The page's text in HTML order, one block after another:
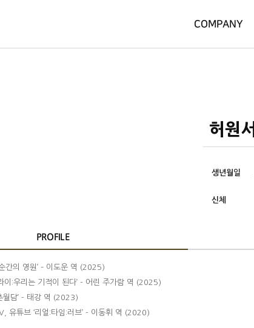
COMPANY
허원서
생년월일
신체
PROFILE
간의 영원’ – 이도운 역 (2025)
이:우리는 기적이 된다’ - 어린 주가람 역 (2025)
월담’ - 태강 역 (2023)
유튜브 ‘리얼:타임:러브’ - 이동휘 역 (2020)